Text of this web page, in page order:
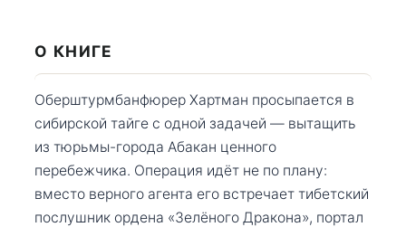
О КНИГЕ
Оберштурмбанфюрер Хартман просыпается в
сибирской тайге с одной задачей — вытащить
из тюрьмы-города Абакан ценного
перебежчика. Операция идёт не по плану:
вместо верного агента его встречает тибетский
послушник ордена «Зелёного Дракона», портал